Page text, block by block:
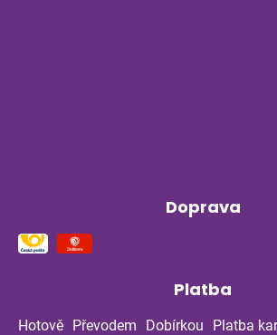
Doprava
Platba
Hotově Převodem Dobírkou
Platba